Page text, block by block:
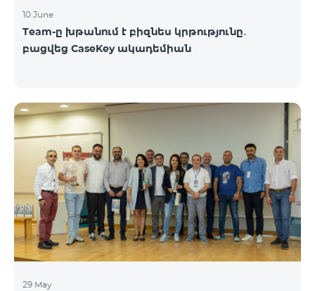
10 June
Team-ը խթանում է բիզնես կրթությունը․
բացվեց CaseKey ակադեմիան
29 May